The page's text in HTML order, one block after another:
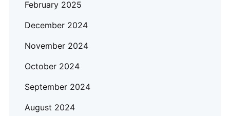
February 2025
December 2024
November 2024
October 2024
September 2024
August 2024